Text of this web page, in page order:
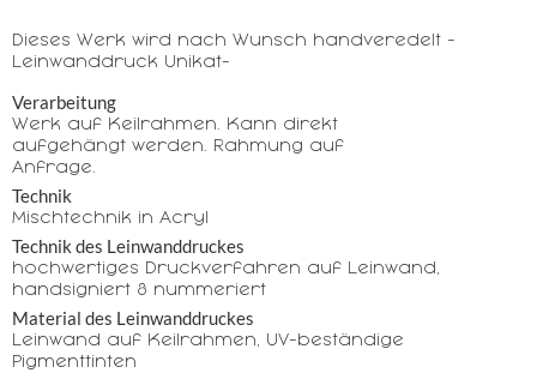
Dieses Werk wird nach Wunsch handveredelt -
Leinwanddruck Unikat-
Verarbeitung
Werk auf Keilrahmen. Kann direkt
aufgehängt werden. Rahmung auf
Anfrage.
Technik
Mischtechnik in Acryl
Technik des Leinwanddruckes
hochwertiges Druckverfahren auf Leinwand,
handsigniert & nummeriert
Material des Leinwanddruckes
Leinwand auf Keilrahmen, UV-beständige
Pigmenttinten